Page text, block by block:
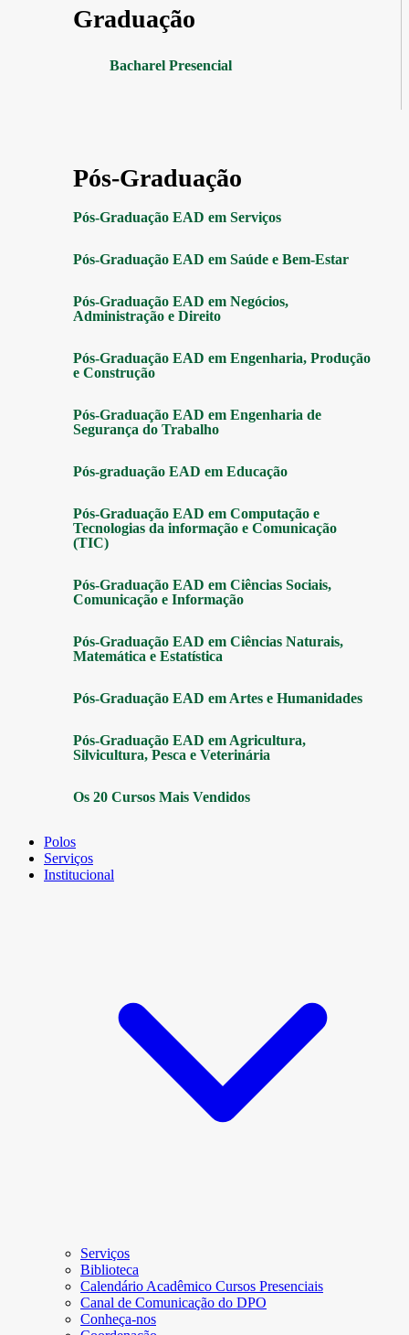
Graduação
Bacharel Presencial
Pós-Graduação
Pós-Graduação EAD em Serviços
Pós-Graduação EAD em Saúde e Bem-Estar
Pós-Graduação EAD em Negócios,
Administração e Direito
Pós-Graduação EAD em Engenharia, Produção
e Construção
Pós-Graduação EAD em Engenharia de
Segurança do Trabalho
Pós-graduação EAD em Educação
Pós-Graduação EAD em Computação e
Tecnologias da informação e Comunicação
(TIC)
Pós-Graduação EAD em Ciências Sociais,
Comunicação e Informação
Pós-Graduação EAD em Ciências Naturais,
Matemática e Estatística
Pós-Graduação EAD em Artes e Humanidades
Pós-Graduação EAD em Agricultura,
Silvicultura, Pesca e Veterinária
Os 20 Cursos Mais Vendidos
Polos
Serviços
Institucional
Serviços
Biblioteca
Calendário Acadêmico Cursos Presenciais
Canal de Comunicação do DPO
Conheça-nos